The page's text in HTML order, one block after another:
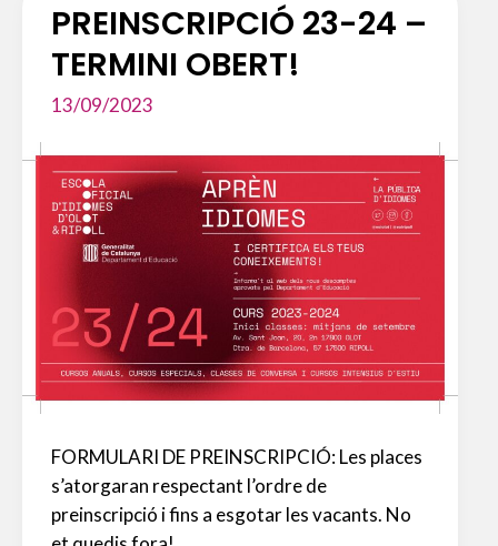
PREINSCRIPCIÓ 23-24 –
TERMINI OBERT!
13/09/2023
FORMULARI DE PREINSCRIPCIÓ: Les places
s’atorgaran respectant l’ordre de
preinscripció i fins a esgotar les vacants. No